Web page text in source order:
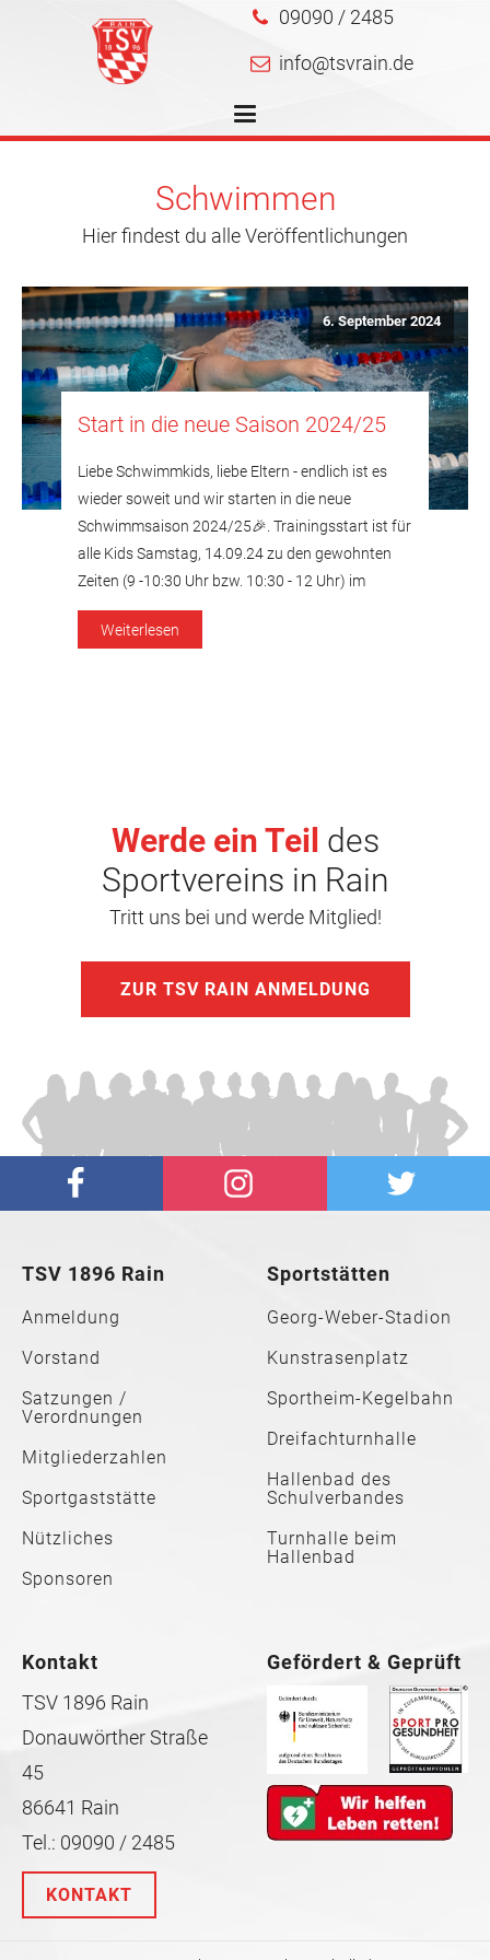
09090 / 2485
info@tsvrain.de
Schwimmen
Hier findest du alle Veröffentlichungen
6. September 2024
Start in die neue Saison 2024/25
Liebe Schwimmkids, liebe Eltern - endlich ist es
wieder soweit und wir starten in die neue
Schwimmsaison 2024/25🎉. Trainingsstart ist für
alle Kids Samstag, 14.09.24 zu den gewohnten
Zeiten (9 -10:30 Uhr bzw. 10:30 - 12 Uhr) im
Hallenbad in Rain. Bitte denkt dran, 15min. vor
Trainingsbeginn da zu sein, damit wir pünktlich
Weiterlesen
Werde ein Teil des
Sportvereins in Rain
Tritt uns bei und werde Mitglied!
ZUR TSV RAIN ANMELDUNG
TSV 1896 Rain
Anmeldung
Vorstand
Satzungen /
Verordnungen
Mitgliederzahlen
Sportgaststätte
Nützliches
Sponsoren
Sportstätten
Georg-Weber-Stadion
Kunstrasenplatz
Sportheim-Kegelbahn
Dreifachturnhalle
Hallenbad des
Schulverbandes
Turnhalle beim
Hallenbad
Kontakt
TSV 1896 Rain
Donauwörther Straße
45
86641 Rain
Tel.: 09090 / 2485
KONTAKT
Gefördert & Geprüft